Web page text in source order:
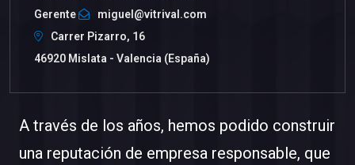
Gerente
miguel@vitrival.com
Carrer Pizarro, 16
46920 Mislata - Valencia (España)
A través de los años, hemos podido construir
una reputación de empresa responsable, que